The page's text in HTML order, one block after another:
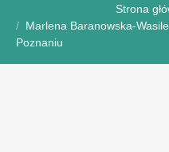
Strona
Marlena Baranowska-
Poznaniu